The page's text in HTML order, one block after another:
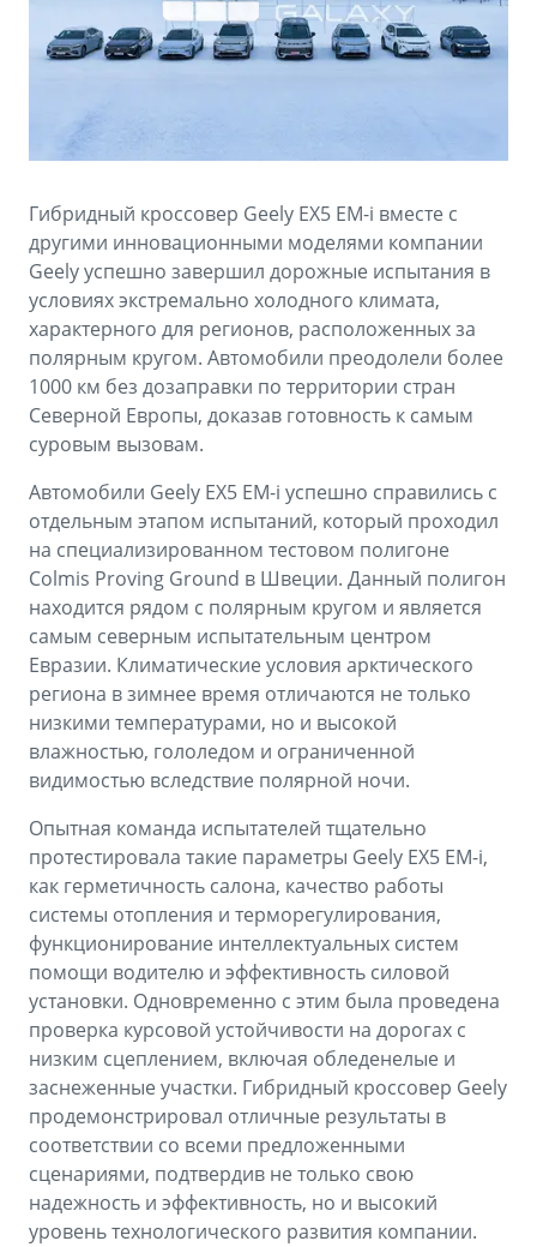
MONJARO
Аксессуары
Автокредит
Страхование
GEELY Лизинг
Советы по эксплуатации
Спецпредложения
ПОДДЕРЖКА
Гарантия Geely
Сервисная книжка
Вопросы и ответы
Гибридный кроссовер Geely EX5 EM-i вместе с
другими инновационными моделями компании
Geely успешно завершил дорожные испытания в
условиях экстремально холодного климата,
характерного для регионов, расположенных за
полярным кругом. Автомобили преодолели более
1000 км без дозаправки по территории стран
Северной Европы, доказав готовность к самым
суровым вызовам.
Автомобили Geely EX5 EM-i успешно справились с
отдельным этапом испытаний, который проходил
на специализированном тестовом полигоне
Colmis Proving Ground в Швеции. Данный полигон
находится рядом с полярным кругом и является
самым северным испытательным центром
Евразии. Климатические условия арктического
региона в зимнее время отличаются не только
низкими температурами, но и высокой
влажностью, гололедом и ограниченной
видимостью вследствие полярной ночи.
Опытная команда испытателей тщательно
протестировала такие параметры Geely EX5 EM-i,
как герметичность салона, качество работы
системы отопления и терморегулирования,
функционирование интеллектуальных систем
помощи водителю и эффективность силовой
установки. Одновременно с этим была проведена
проверка курсовой устойчивости на дорогах с
низким сцеплением, включая обледенелые и
заснеженные участки. Гибридный кроссовер Geely
продемонстрировал отличные результаты в
соответствии со всеми предложенными
сценариями, подтвердив не только свою
надежность и эффективность, но и высокий
уровень технологического развития компании.